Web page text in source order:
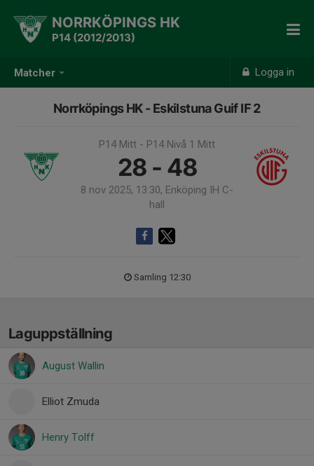
Matcher Logga in
NORRKÖPINGS HK
P14 (2012/2013)
Norrköpings HK - Eskilstuna Guif IF 2
P14 Mitt - P14 Nivå 1 Mitt
28 - 48
8 nov 2025, 13:30, Enköping IH C-
hall
Samling 12:30
Laguppställning
August Wallin
Elliot Zmuda
Henry Tolff